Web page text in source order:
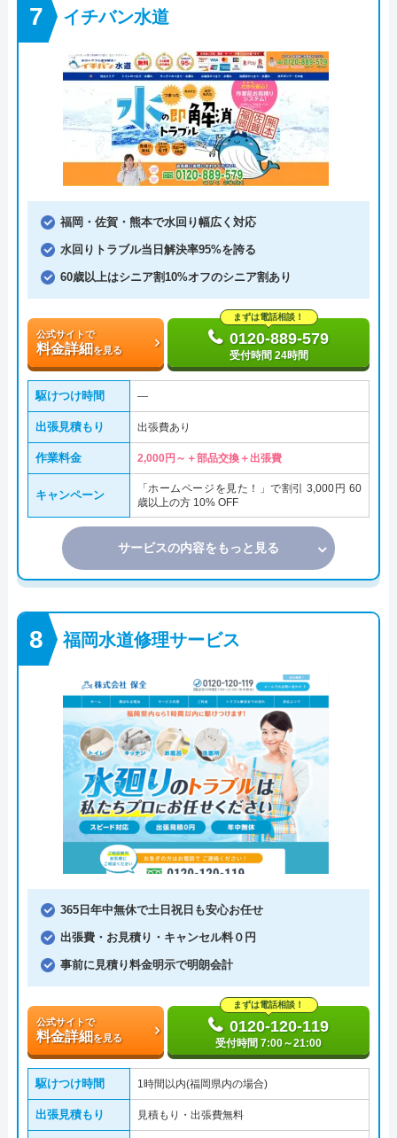
イチバン水道
福岡・佐賀・熊本で水回り幅広く対応
水回りトラブル当日解決率95%を誇る
60歳以上はシニア割10%オフのシニア割あり
公式サイトで
料金詳細を見る
まずは電話相談！
0120-889-579
受付時間 24時間
駆けつけ時間 ―
出張見積もり 出張費あり
作業料金 2,000円～＋部品交換＋出張費
キャンペーン
「ホームページを見た！」で割引 3,000円 60
歳以上の方 10% OFF
サービスの内容をもっと見る
福岡水道修理サービス
365日年中無休で土日祝日も安心お任せ
出張費・お見積り・キャンセル料０円
事前に見積り料金明示で明朗会計
公式サイトで
料金詳細を見る
まずは電話相談！
0120-120-119
受付時間 7:00～21:00
駆けつけ時間 1時間以内(福岡県内の場合)
出張見積もり 見積もり・出張費無料